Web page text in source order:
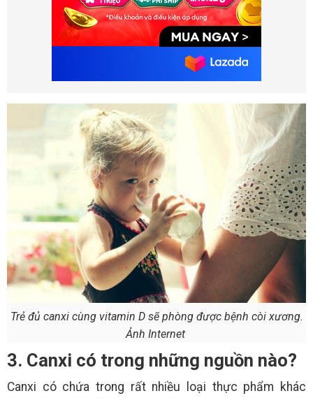
Trẻ đủ canxi cùng vitamin D sẽ phòng được bệnh còi xương.
Ảnh Internet
3. Canxi có trong những nguồn nào?
Canxi có chứa trong rất nhiều loại thực phẩm khác